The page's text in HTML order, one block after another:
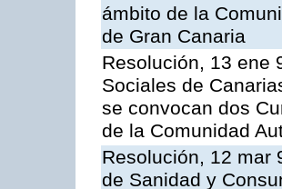
ámbito de la
de Gran Canaria
Resolución, 13 ene
Sociales de
se convocan dos
de la Comunidad
Resolución, 12 mar
de Sanidad y